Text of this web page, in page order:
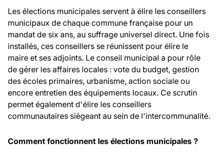
Les élections municipales servent à élire les conseillers
municipaux de chaque commune française pour un
mandat de six ans, au suffrage universel direct. Une fois
installés, ces conseillers se réunissent pour élire le
maire et ses adjoints. Le conseil municipal a pour rôle
de gérer les affaires locales : vote du budget, gestion
des écoles primaires, urbanisme, action sociale ou
encore entretien des équipements locaux. Ce scrutin
permet également d'élire les conseillers
communautaires siégeant au sein de l'intercommunalité.
Comment fonctionnent les élections municipales ?